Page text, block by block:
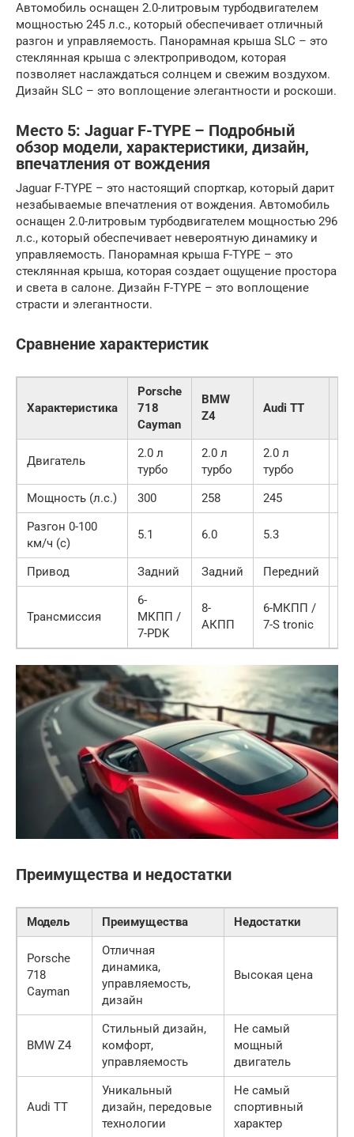
Автомобиль оснащен 2.0-литровым турбодвигателем
мощностью 245 л.с., который обеспечивает отличный
разгон и управляемость. Панорамная крыша SLC – это
стеклянная крыша с электроприводом, которая
позволяет наслаждаться солнцем и свежим воздухом.
Дизайн SLC – это воплощение элегантности и роскоши.
Место 5: Jaguar F-TYPE – Подробный
обзор модели, характеристики, дизайн,
впечатления от вождения
Jaguar F-TYPE – это настоящий спорткар, который дарит
незабываемые впечатления от вождения. Автомобиль
оснащен 2.0-литровым турбодвигателем мощностью 296
л.с., который обеспечивает невероятную динамику и
управляемость. Панорамная крыша F-TYPE – это
стеклянная крыша, которая создает ощущение простора
и света в салоне. Дизайн F-TYPE – это воплощение
страсти и элегантности.
Сравнение характеристик
Характеристика
Porsche
718
Cayman
BMW
Z4
Audi TT
Двигатель
2.0 л
турбо
2.0 л
турбо
2.0 л
турбо
Мощность (л.с.)
300 258 245
Разгон 0-100
км/ч (с)
5.1 6.0 5.3
Привод Задний Задний Передний
Трансмиссия
6-
МКПП /
7-PDK
8-
АКПП
6-МКПП /
7-S tronic
Преимущества и недостатки
Модель Преимущества Недостатки
Porsche
718
Cayman
Отличная
динамика,
управляемость,
дизайн
Высокая цена
BMW Z4
Стильный дизайн,
комфорт,
управляемость
Не самый
мощный
двигатель
Audi TT
Уникальный
дизайн, передовые
технологии
Не самый
спортивный
характер